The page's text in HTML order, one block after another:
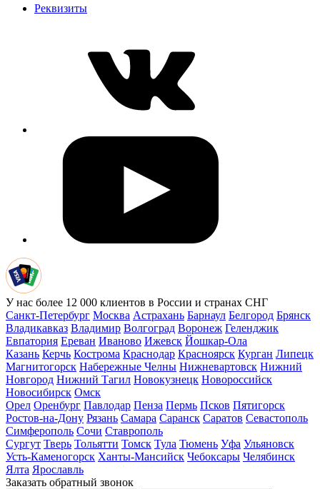
Реквизиты
У нас более 12 000 клиентов в России и странах СНГ
Санкт-Петербург Москва Астрахань Барнаул Белгород Брянск
Владикавказ Владимир Волгоград Воронеж Геленджик
Евпатория Ереван Иваново Ижевск Йошкар-Ола
Казань Керчь Кострома Краснодар Красноярск Курган Липецк
Магнитогорск Набережные Челны Нижневартовск Нижний
Новгород Нижний Тагил Новокузнецк Новороссийск
Новосибирск Омск
Орел Оренбург Павлодар Пенза Пермь Псков Пятигорск
Ростов-на-Дону Рязань Самара Саранск Саратов Севастополь
Симферополь Сочи Ставрополь
Сургут Тверь Тольятти Томск Тула Тюмень Уфа Ульяновск
Усть-Каменогорск Ханты-Мансийск Чебоксары Челябинск
Ялта Ярославль
Заказать обратный звонок